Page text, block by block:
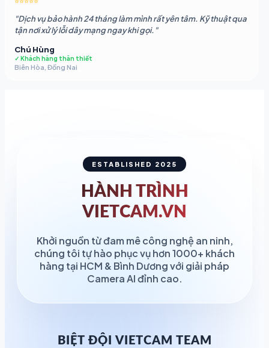
"Dịch vụ bảo hành 24 tháng làm mình rất yên tâm. Kỹ thuật qua
tận nơi xử lý lỗi dây mạng ngay khi gọi."
Chú Hùng
✓ Khách hàng thân thiết
Biên Hòa, Đồng Nai
ESTABLISHED 2025
HÀNH TRÌNH
VIETCAM.VN
Khởi nguồn từ đam mê công nghệ an ninh,
chúng tôi tự hào phục vụ hơn 1000+ khách
hàng tại HCM & Bình Dương với giải pháp
Camera AI đỉnh cao.
BIỆT ĐỘI VIETCAM TEAM